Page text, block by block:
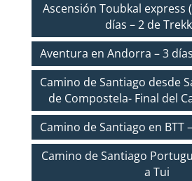
Ascensión Toubkal express
días – 2 de
Aventura en Andorra – 3 días
Camino de Santiago desde
de Compostela- Final del
Camino de Santiago en BTT
Camino de Santiago
a Tui